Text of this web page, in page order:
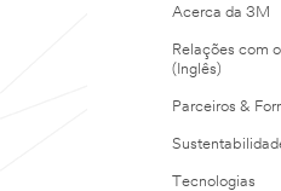
Acerca da 3M
Relações com
(Inglês)
Parceiros &
Tecnologias